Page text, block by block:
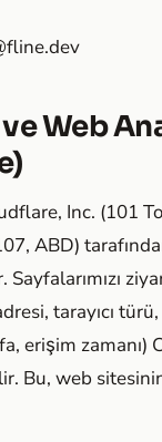
Web
Inc. (101
ABD)
Sayfalarımızı
tarayıcı
erişim zamanı)
Bu, web